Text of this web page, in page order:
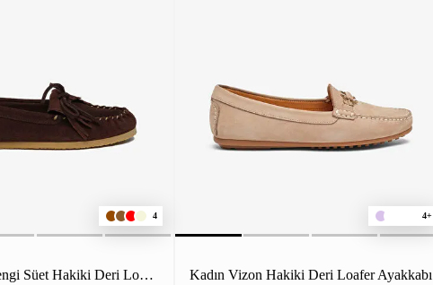
4
Kadın Kahverengi Süet Hakiki Deri Loafer Ayakkabı
4+
Kadın Vizon Hakiki Deri Loafer Ayakkabı